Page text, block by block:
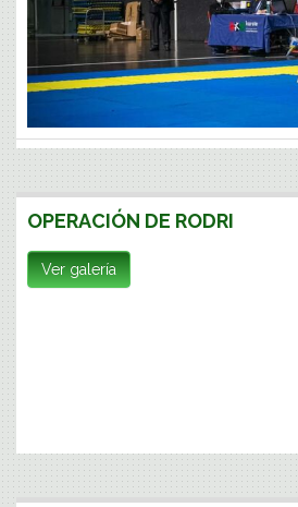
IV COPA DE VETERANOS.2021
Ver galería
OPERACIÓN DE RODRI
Ver galería